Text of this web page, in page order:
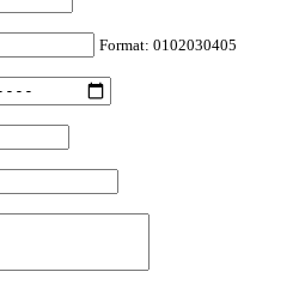
Format: 0102030405